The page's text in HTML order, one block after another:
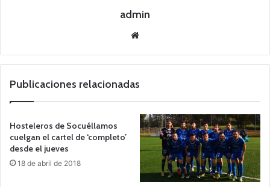
admin
we
Publicaciones relacionadas
Hosteleros de Socuéllamos
cuelgan el cartel de ‘completo’
desde el jueves
18 de abril de 2018